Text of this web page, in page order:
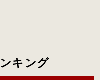
キング